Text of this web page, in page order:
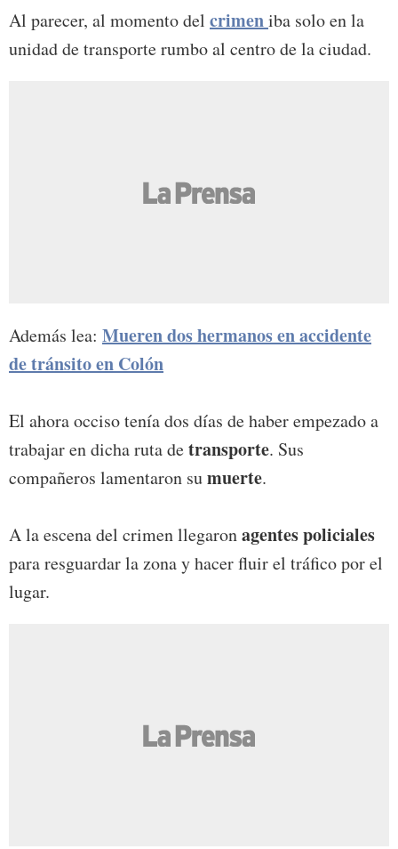
Al parecer, al momento del crimeniba solo en la
unidad de transporte rumbo al centro de la ciudad.
Además lea: Mueren dos hermanos en accidente
de tránsito en Colón
El ahora occiso tenía dos días de haber empezado a
trabajar en dicha ruta detransporte. Sus
compañeros lamentaron sumuerte.
A la escena del crimen llegaronagentes policiales
para resguardar la zona y hacer fluir el tráfico por el
lugar.